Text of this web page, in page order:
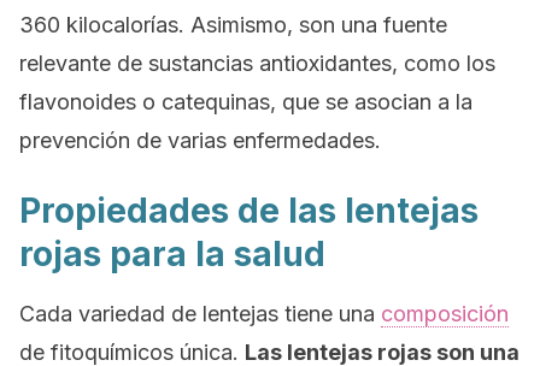
360 kilocalorías. Asimismo, son una fuente
relevante de sustancias antioxidantes, como los
flavonoides o catequinas, que se asocian a la
prevención de varias enfermedades.
Propiedades de las lentejas
rojas para la salud
Cada variedad de lentejas tiene una composición
de fitoquímicos única. Las lentejas rojas son una